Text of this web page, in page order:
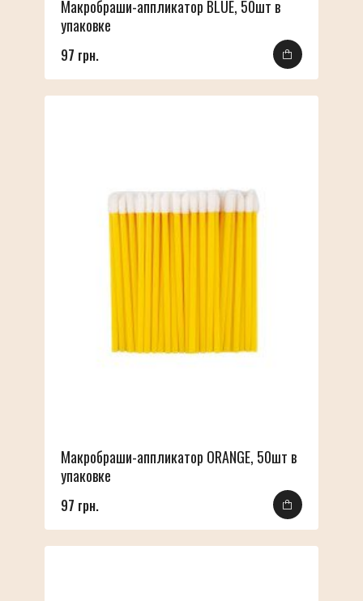
Макробраши-аппликатор BLUE, 50шт в
упаковке
97 грн.
Макробраши-аппликатор ORANGE, 50шт в
упаковке
97 грн.